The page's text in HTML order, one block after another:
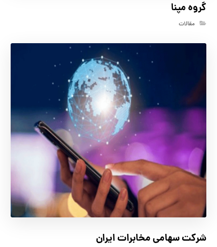
گروه مپنا
مقالات
شرکت سهامی مخابرات ایران